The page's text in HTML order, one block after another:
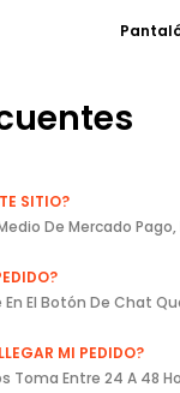
SITIO?
De Mercado
El Botón De Chat
MI PEDIDO?
Toma Entre 24 A 48